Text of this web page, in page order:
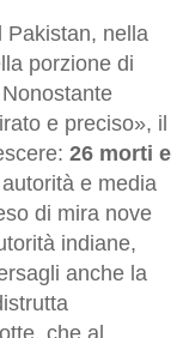
Pakistan, nella
porzione di
e preciso», il
26 morti e
e media
di mira nove
indiane,
anche la
che al